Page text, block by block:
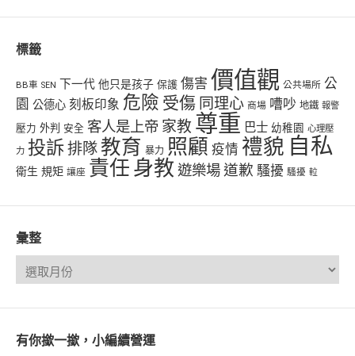
標籤
BB車 SEN 下一代 他只是孩子 保護 傷害 價值觀 公共場所 公
園 公德心 刻板印象 危險 受傷 同理心 商場 嘈吵 地鐵 報警
壓力 外判 安全 客人是上帝 家教 尊重 巴士 幼稚園 心理壓
力 投訴排隊 教育 暴力 照顧 疫情 禮貌 自私
衛生 規矩 讓座 責任 身教 遊樂場道歉 騷擾 騷擾 𨋢
彙整
有你撳一撳，小編續營運